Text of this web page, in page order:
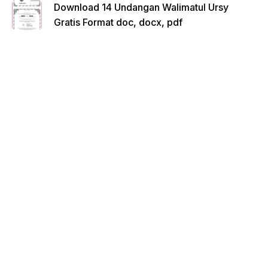
Download 14 Undangan Walimatul Ursy
Gratis Format doc, docx, pdf